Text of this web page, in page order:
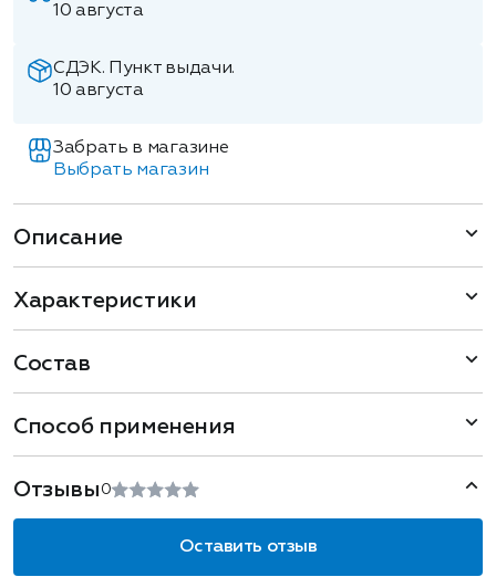
10 августа
СДЭК. Пункт выдачи.
10 августа
Забрать в магазине
Выбрать магазин
Описание
Характеристики
Состав
Способ применения
Отзывы 0
Оставить отзыв